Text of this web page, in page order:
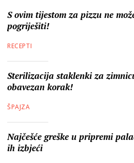
S ovim tijestom za pizzu ne
pogriješiti!
RECEPTI
Sterilizacija staklenki za
obavezan korak!
ŠPAJZA
Najčešće greške u pripremi
ih izbjeći